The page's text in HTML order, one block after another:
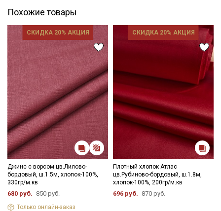
Похожие товары
СКИДКА 20% АКЦИЯ
Джинс с ворсом цв.Лилово-
бордовый, ш.1.5м, хлопок-100%,
330гр/м.кв
680 руб. 850 руб.
Только онлайн-заказ
СКИДКА 20% АКЦИЯ
Плотный хлопок Атлас
цв.Рубиново-бордовый, ш.1.8м,
хлопок-100%, 200гр/м.кв
696 руб. 870 руб.